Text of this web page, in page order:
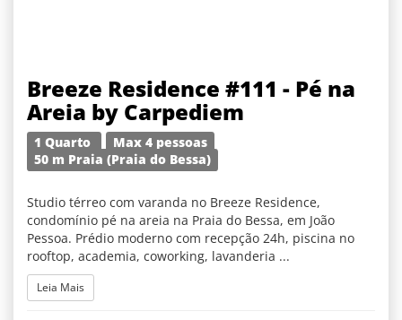
Breeze Residence #111 - Pé na
Areia by Carpediem
1 Quarto
Max 4 pessoas
50 m Praia (Praia do Bessa)
Studio térreo com varanda no Breeze Residence,
condomínio pé na areia na Praia do Bessa, em João
Pessoa. Prédio moderno com recepção 24h, piscina no
rooftop, academia, coworking, lavanderia ...
Leia Mais